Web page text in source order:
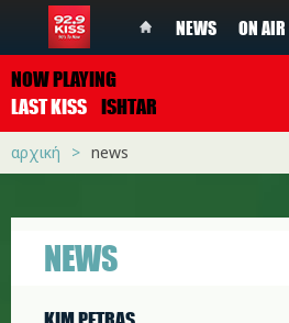
NEWS ON AIR
NOW PLAYING
LAST KISS ISHTAR
αρχική news
NEWS